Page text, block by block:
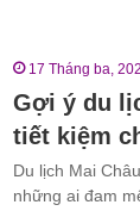
17 Tháng ba,
Gợi ý du
tiết kiệm
Du lịch Mai
những ai đam